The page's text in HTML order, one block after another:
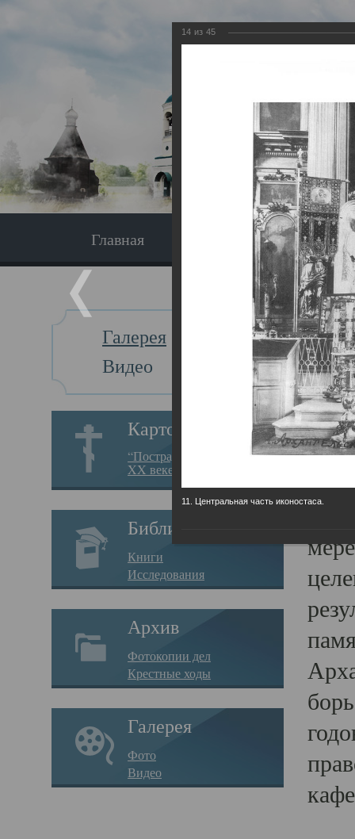
Главная Экскурсия
Галерея
Видео
Картотека
“Пострадавшие за веру в
XX веке на Севере”
Библиотека
Книги
Исследования
Архив
Фотокопии дел
Крестные ходы
Галерея
Фото
Видео
Главная
14 из 45
11. Центральная часть иконостаса.